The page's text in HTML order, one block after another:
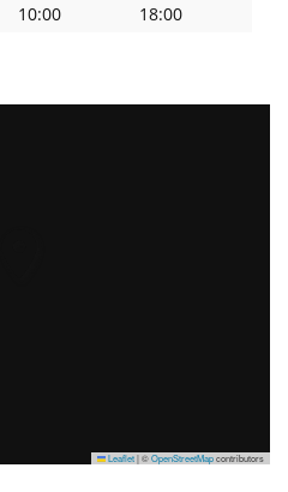
10:00 18:00
Leaflet|©OpenStreetMapcontributors